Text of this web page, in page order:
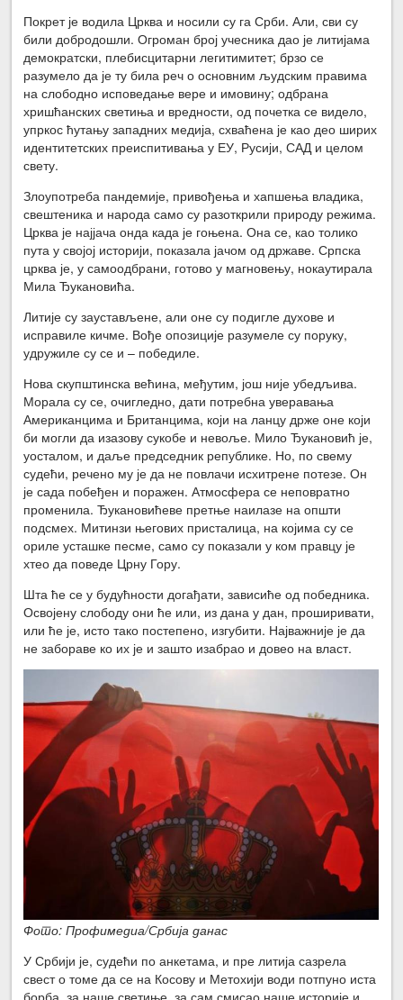
Покрет је водила Црква и носили су га Срби. Али, сви су
били добродошли. Огроман број учесника дао је литијама
демократски, плебисцитарни легитимитет; брзо се
разумело да је ту била реч о основним људским правима
на слободно исповедање вере и имовину; одбрана
хришћанских светиња и вредности, од почетка се видело,
упркос ћутању западних медија, схваћена је као део ширих
идентитетских преиспитивања у ЕУ, Русији, САД и целом
свету.
Злоупотреба пандемије, привођења и хапшења владика,
свештеника и народа само су разоткрили природу режима.
Црква је најјача онда када је гоњена. Она се, као толико
пута у својој историји, показала јачом од државе. Српска
црква је, у самоодбрани, готово у магновењу, нокаутирала
Мила Ђукановића.
Литије су заустављене, али оне су подигле духове и
исправиле кичме. Вође опозиције разумеле су поруку,
удружиле су се и – победиле.
Нова скупштинска већина, међутим, још није убедљива.
Морала су се, очигледно, дати потребна уверавања
Американцима и Британцима, који на ланцу држе оне који
би могли да изазову сукобе и невоље. Мило Ђукановић је,
уосталом, и даље председник републике. Но, по свему
судећи, речено му је да не повлачи исхитрене потезе. Он
је сада побеђен и поражен. Атмосфера се неповратно
променила. Ђукановићеве претње наилазе на општи
подсмех. Митинзи његових присталица, на којима су се
ориле усташке песме, само су показали у ком правцу је
хтео да поведе Црну Гору.
Шта ће се у будућности догађати, зависиће од победника.
Освојену слободу они ће или, из дана у дан, проширивати,
или ће је, исто тако постепено, изгубити. Најважније је да
не забораве ко их је и зашто изабрао и довео на власт.
Фото: Профимедиа/Србија данас
У Србији је, судећи по анкетама, и пре литија сазрела
свест о томе да се на Косову и Метохији води потпуно иста
борба, за наше светиње, за сам смисао наше историје и